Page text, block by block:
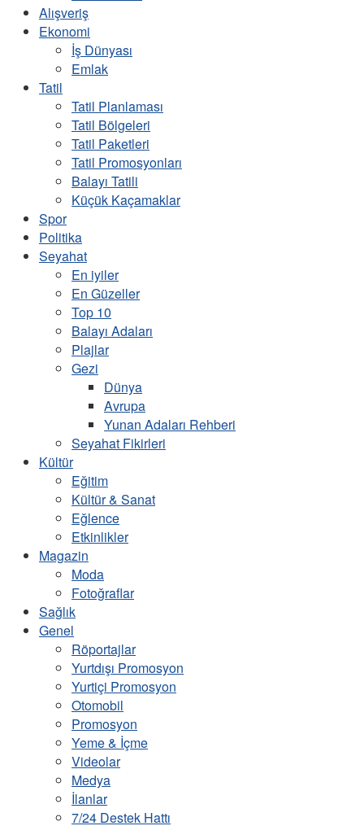
Alışveriş
Ekonomi
İş Dünyası
Emlak
Tatil
Tatil Planlaması
Tatil Bölgeleri
Tatil Paketleri
Tatil Promosyonları
Balayı Tatili
Küçük Kaçamaklar
Spor
Politika
Seyahat
En iyiler
En Güzeller
Top 10
Balayı Adaları
Plajlar
Gezi
Dünya
Avrupa
Yunan Adaları Rehberi
Seyahat Fikirleri
Kültür
Eğitim
Kültür & Sanat
Eğlence
Etkinlikler
Magazin
Moda
Fotoğraflar
Sağlık
Genel
Röportajlar
Yurtdışı Promosyon
Yurtiçi Promosyon
Otomobil
Promosyon
Yeme & İçme
Videolar
Medya
İlanlar
7/24 Destek Hattı